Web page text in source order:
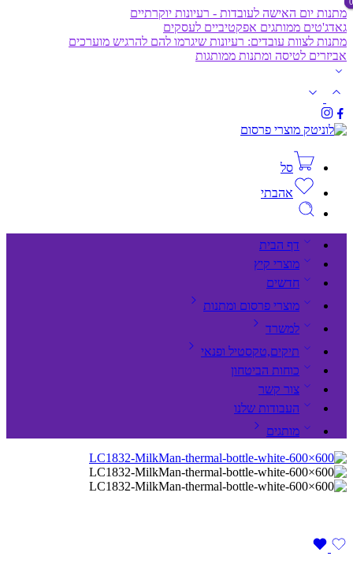
מתנות יום האישה לעובדות - רעיונות יוקרתיים
גאדג'טים ממותגים אפקטיביים לעסקים
מתנות לצוות עובדים: רעיונות שיגרמו להם להרגיש מוערכים
אביזרים לטיסה ומתנות ממותגות
סל
אהבתי
דף הבית
מוצרי קיץ
חדשים
מוצרי פרסום ומתנות
למשרד
תיקים,טקסטיל ופנאי
כוחות הביטחון
צור קשר
העבודות שלנו
מותגים